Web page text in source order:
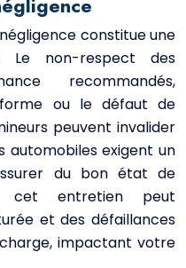
constitue une
Le non-respect des
recommandés,
ou le défaut de
peuvent invalider
automobiles exigent un
du bon état de
cet entretien peut
et des défaillances
impactant votre